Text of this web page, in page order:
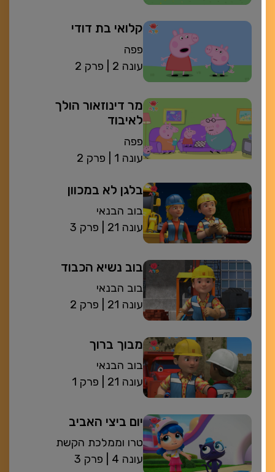
קלואי בת דודי
פפה
פרק 2
| עונה 2
מר דינוזאור הולך
לאיבוד
פפה
פרק 2
| עונה 1
בלגן לא במכוון
בוב הבנאי
פרק 3
| עונה 21
בוב נשיא הכבוד
בוב הבנאי
פרק 2
| עונה 21
מבוך ברוך
בוב הבנאי
פרק 1
| עונה 21
יום ביצי האביב
טרו וממלכת הקשת
פרק 3
| עונה 4